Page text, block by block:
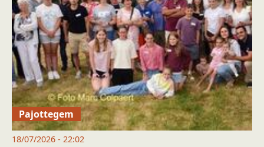
Pajottegem
18/07/2026 - 22:02